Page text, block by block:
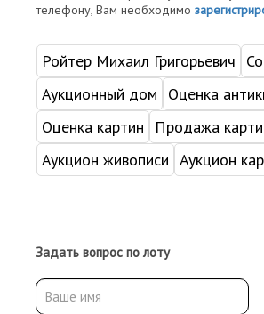
телефону, Вам необходимо
Ройтер Михаил Григорьевич
Аукционный дом
Оценка
Оценка картин
Продажа
Аукцион живописи Аукцион
Задать вопрос по лоту